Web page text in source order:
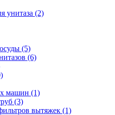
унитаза (2)
(5)
(6)
машин (1)
(3)
вытяжек (1)